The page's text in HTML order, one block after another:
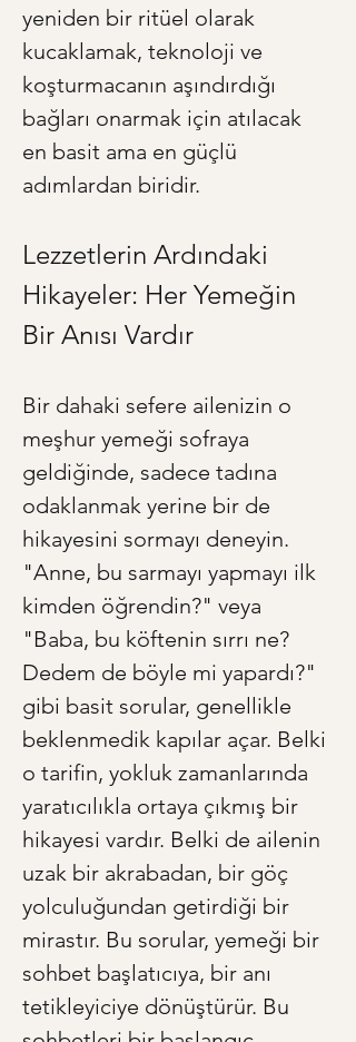
yeniden bir ritüel olarak
kucaklamak, teknoloji ve
koşturmacanın aşındırdığı
bağları onarmak için atılacak
en basit ama en güçlü
adımlardan biridir.
Lezzetlerin Ardındaki
Hikayeler: Her Yemeğin
Bir Anısı Vardır
Bir dahaki sefere ailenizin o
meşhur yemeği sofraya
geldiğinde, sadece tadına
odaklanmak yerine bir de
hikayesini sormayı deneyin.
"Anne, bu sarmayı yapmayı ilk
kimden öğrendin?" veya
"Baba, bu köftenin sırrı ne?
Dedem de böyle mi yapardı?"
gibi basit sorular, genellikle
beklenmedik kapılar açar. Belki
o tarifin, yokluk zamanlarında
yaratıcılıkla ortaya çıkmış bir
hikayesi vardır. Belki de ailenin
uzak bir akrabadan, bir göç
yolculuğundan getirdiği bir
mirastır. Bu sorular, yemeği bir
sohbet başlatıcıya, bir anı
tetikleyiciye dönüştürür. Bu